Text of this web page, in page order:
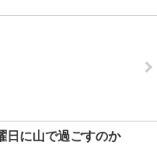
日に山で過ごすのか